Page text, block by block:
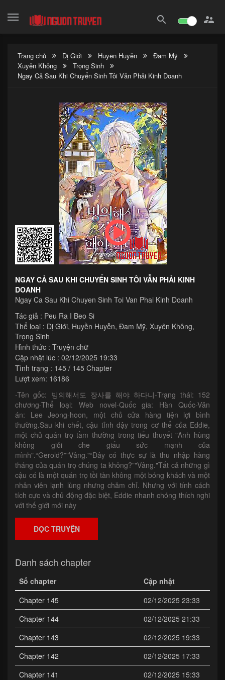
search 
Trang chủ Dị Giới Huyền Huyễn
Đam Mỹ
Xuyên Không
Trọng Sinh
Ngay Cả Sau Khi Chuyển Sinh Tôi Vẫn Phải Kinh Doanh
NGAY CẢ SAU KHI CHUYỂN SINH TÔI VẪN PHẢI KINH
DOANH
Ngay Ca Sau Khi Chuyen Sinh Toi Van Phai Kinh Doanh
Tác giả : Peu Ra I Beo Si
Thể loại : Dị Giới, Huyền Huyễn, Đam Mỹ, Xuyên Không,
Trọng Sinh
Hình thức : Truyện chữ
Cập nhật lúc : 02/12/2025 19:33
Tình trạng : 145 / 145 Chapter
Lượt xem: 16186
-Tên gốc: 빙의해서도 장사를 해야 하다니-Trạng thái: 152
chương-Thể loại: Web novel-Quốc gia: Hàn Quốc-Văn
án: Lee Jeong-hoon, một chủ cửa hàng tiện lợi bình
thường.Sau khi chết, cậu tỉnh dậy trong cơ thể của Eddie,
một chủ quán trọ tầm thường trong tiểu thuyết "Anh hùng
không giỏi che giấu sức mạnh của
mình".“Gerold?”"Vâng."“Đây có thực sự là thu nhập hàng
tháng của quán trọ chúng ta không?”"Vâng."Tất cả những gì
cậu có là một quán trọ tồi tàn không một bóng khách và một
nhân viên lạnh lùng nhưng chăm chỉ. Nhưng với tính cách
tích cực và chủ động đặc biệt, Eddie nhanh chóng thích nghi
với thế giới mới này
ĐỌC TRUYỆN
Danh sách chapter
Số chapter
Cập nhật
Chapter 145
02/12/2025 23:33
Chapter 144
02/12/2025 21:33
Chapter 143
02/12/2025 19:33
Chapter 142
02/12/2025 17:33
Chapter 141
02/12/2025 15:33